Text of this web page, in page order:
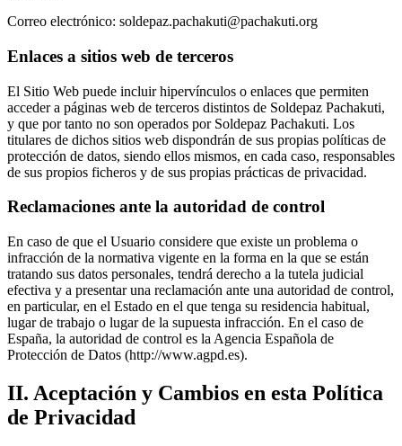
Correo electrónico: soldepaz.pachakuti@pachakuti.org
Enlaces a sitios web de terceros
El Sitio Web puede incluir hipervínculos o enlaces que permiten
acceder a páginas web de terceros distintos de Soldepaz Pachakuti,
y que por tanto no son operados por Soldepaz Pachakuti. Los
titulares de dichos sitios web dispondrán de sus propias políticas de
protección de datos, siendo ellos mismos, en cada caso, responsables
de sus propios ficheros y de sus propias prácticas de privacidad.
Reclamaciones ante la autoridad de control
En caso de que el Usuario considere que existe un problema o
infracción de la normativa vigente en la forma en la que se están
tratando sus datos personales, tendrá derecho a la tutela judicial
efectiva y a presentar una reclamación ante una autoridad de control,
en particular, en el Estado en el que tenga su residencia habitual,
lugar de trabajo o lugar de la supuesta infracción. En el caso de
España, la autoridad de control es la Agencia Española de
Protección de Datos (http://www.agpd.es).
II. Aceptación y Cambios en esta Política
de Privacidad